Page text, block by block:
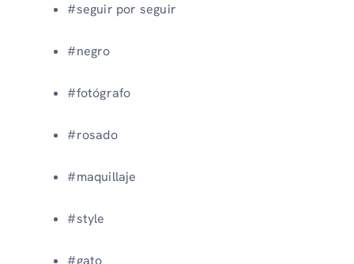
#seguir por seguir
#negro
#fotógrafo
#rosado
#maquillaje
#style
#gato